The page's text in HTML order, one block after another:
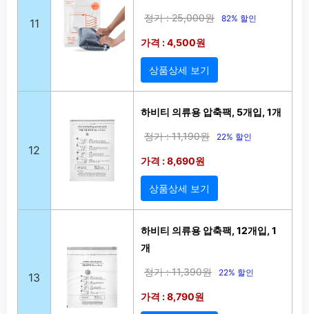
11 정가 : 25,000원 82% 할인
가격 : 4,500원
상품상세 보기
12
하비티 의류용 압축팩, 5개입, 1개
정가 : 11,190원 22% 할인
가격 : 8,690원
상품상세 보기
13
하비티 의류용 압축팩, 12개입, 1
개
정가 : 11,390원 22% 할인
가격 : 8,790원